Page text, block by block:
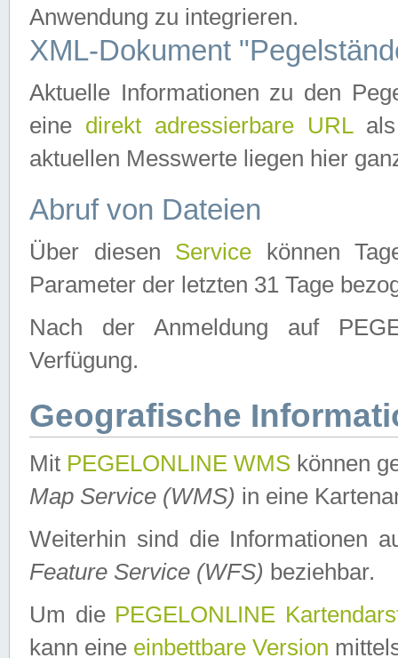
Anwendung zu integrieren.
XML-Dokument
Aktuelle Informationen zu den
eine direkt adressierbare URLals
aktuellen Messwerte liegen hier
Abruf von Dateien
Über diesen Service können
Parameter der letzten 31 Tage
Nach der Anmeldung auf
Verfügung.
Geografische
Mit PEGELONLINE WMS können
Map Service (WMS) in eine
Weiterhin sind die Informationen
Feature Service (WFS) beziehbar.
Um die PEGELONLINE
kann eine einbettbare Version